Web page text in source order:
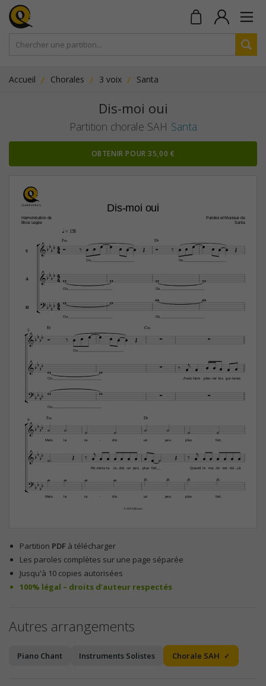
Accueil Chorales 3 voix Santa
Dis-moi oui
Partition chorale SAH Santa
OBTENIR POUR 35,00 €






Harmonisation de
Brice Legée
Paroles et Musique de
Santa
Dis-moi oui
© 999 Editions
Ou Ou
q = 156
Ou Ou
Ou Ou
Ou
5
Ou J'vais faire pleu rer
- les gui tares
-
Ou
Mets la ra dio
- un peu plus fort,
9
Re mets
- la ra dio
- un peu plus fort Quand le ma tin
- est dé jà
-
Mets la ra dio
- un peu plus fort,
4
4
4
4
4
4

S
F‹ D¨

A

H

E¨ C‹
 


  

F‹ D¨


                   
   
   
         
         


      

                     
       
Partition PDF à télécharger
Les paroles complètes sur une page séparée
Jusqu'à 10 copies autorisées
100% légal – droits d’auteur respectés
Autres arrangements
Piano Chant Instruments Solistes Chorale SAH